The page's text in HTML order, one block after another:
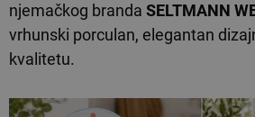
njemačkog branda SELTMANN
vrhunski porculan, elegantan
kvalitetu.